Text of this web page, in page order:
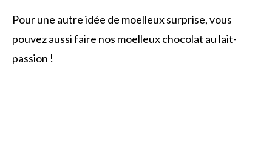
Pour une autre idée de moelleux surprise, vous
pouvez aussi faire nos moelleux chocolat au lait-
passion !